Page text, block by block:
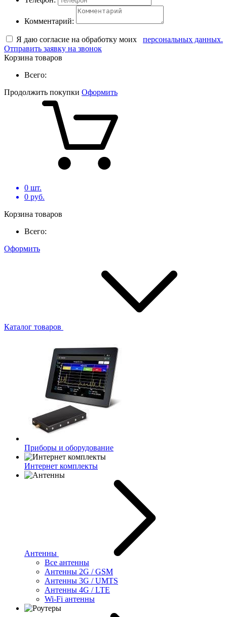
Комментарий:
Я даю согласие на обработку моих
персональных данных.
Отправить заявку на звонок
Корзина товаров
Всего:
Продолжить покупки Оформить
0 шт.
0 руб.
Корзина товаров
Всего:
Оформить
Каталог товаров
Приборы и оборудование
Интернет комплекты
Антенны
Все антенны
Антенны 2G / GSM
Антенны 3G / UMTS
Антенны 4G / LTE
Wi-Fi антенны